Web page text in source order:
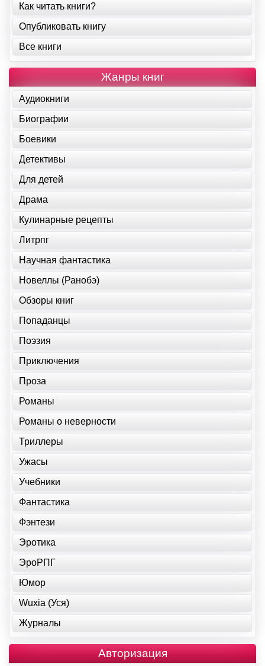
Как читать книги?
Опубликовать книгу
Все книги
Жанры книг
Аудиокниги
Биографии
Боевики
Детективы
Для детей
Драма
Кулинарные рецепты
Литрпг
Научная фантастика
Новеллы (Ранобэ)
Обзоры книг
Попаданцы
Поэзия
Приключения
Проза
Романы
Романы о неверности
Триллеры
Ужасы
Учебники
Фантастика
Фэнтези
Эротика
ЭроРПГ
Юмор
Wuxia (Уся)
Журналы
Авторизация